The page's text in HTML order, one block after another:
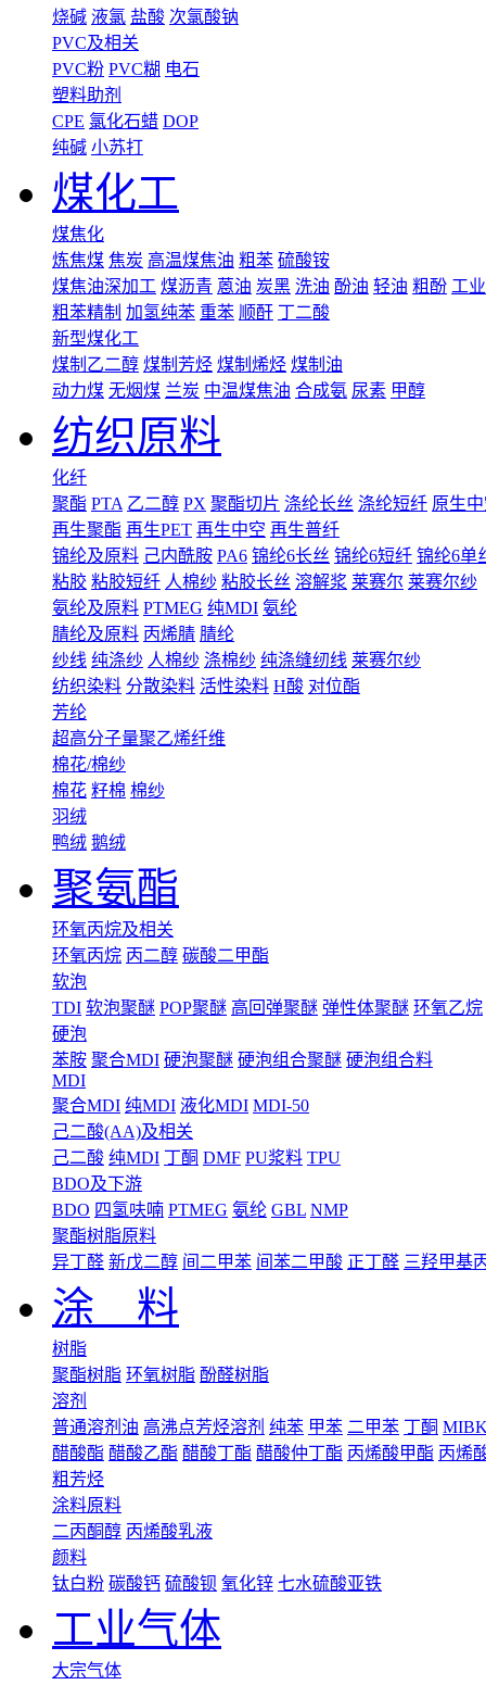
烧碱 液氯 盐酸 次氯酸钠
PVC及相关
PVC粉 PVC糊 电石
塑料助剂
CPE 氯化石蜡 DOP
纯碱 小苏打
煤化工
煤焦化
炼焦煤 焦炭 高温煤焦油 粗苯 硫酸铵
煤焦油深加工 煤沥青 蒽油 炭黑 洗油 酚油 轻油 粗酚 工
粗苯精制 加氢纯苯 重苯 顺酐 丁二酸
新型煤化工
煤制乙二醇 煤制芳烃 煤制烯烃 煤制油
动力煤 无烟煤 兰炭 中温煤焦油 合成氨 尿素 甲醇
纺织原料
化纤
聚酯 PTA 乙二醇 PX 聚酯切片 涤纶长丝 涤纶短纤 原生
再生聚酯 再生PET 再生中空 再生普纤
锦纶及原料 己内酰胺 PA6 锦纶6长丝 锦纶6短纤 锦纶6单
粘胶 粘胶短纤 人棉纱 粘胶长丝 溶解浆 莱赛尔 莱赛尔纱
氨纶及原料 PTMEG 纯MDI 氨纶
腈纶及原料 丙烯腈 腈纶
纱线 纯涤纱 人棉纱 涤棉纱 纯涤缝纫线 莱赛尔纱
纺织染料 分散染料 活性染料 H酸 对位酯
芳纶
超高分子量聚乙烯纤维
棉花/棉纱
棉花 籽棉 棉纱
羽绒
鸭绒 鹅绒
聚氨酯
环氧丙烷及相关
环氧丙烷 丙二醇 碳酸二甲酯
软泡
TDI 软泡聚醚 POP聚醚 高回弹聚醚 弹性体聚醚 环氧乙烷
硬泡
苯胺 聚合MDI 硬泡聚醚 硬泡组合聚醚 硬泡组合料
MDI
聚合MDI 纯MDI 液化MDI MDI-50
己二酸(AA)及相关
己二酸 纯MDI 丁酮 DMF PU浆料 TPU
BDO及下游
BDO 四氢呋喃 PTMEG 氨纶 GBL NMP
聚酯树脂原料
异丁醛 新戊二醇 间二甲苯 间苯二甲酸 正丁醛 三羟甲基
涂 料
树脂
聚酯树脂 环氧树脂 酚醛树脂
溶剂
普通溶剂油 高沸点芳烃溶剂 纯苯 甲苯 二甲苯 丁酮
醋酸酯 醋酸乙酯 醋酸丁酯 醋酸仲丁酯 丙烯酸甲酯 丙烯
粗芳烃
涂料原料
二丙酮醇 丙烯酸乳液
颜料
钛白粉 碳酸钙 硫酸钡 氧化锌 七水硫酸亚铁
工业气体
大宗气体